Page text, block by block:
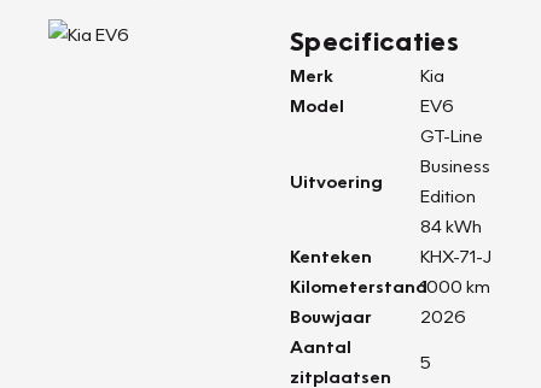
Specificaties
Merk
Kia
Model
EV6
Uitvoering
GT-Line
Business
Edition
84 kWh
Kenteken
KHX-71-J
Kilometerstand1000 km
Bouwjaar
2026
Aantal
zitplaatsen
5